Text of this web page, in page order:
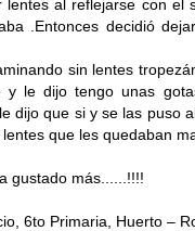
lentes al reflejarse con el
.Entonces decidió
sin lentes
y le dijo tengo unas
dijo que si y se las puso
que les quedaban
gustado más......!!!!
6to Primaria, Huerto –